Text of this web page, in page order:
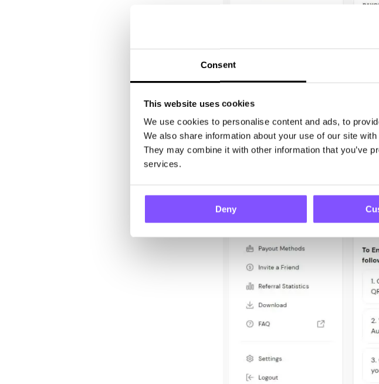
Consent
This website uses cookies
We use cookies to personalise content and ads, to
We also share information about your use of our site
They may combine it with other information that you’ve
services.
Deny
الزر إنشاء مفتاح سري